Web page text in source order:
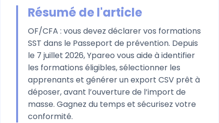
Résumé de l'article
OF/CFA : vous devez déclarer vos formations
SST dans le Passeport de prévention. Depuis
le 7 juillet 2026, Ypareo vous aide à identifier
les formations éligibles, sélectionner les
apprenants et générer un export CSV prêt à
déposer, avant l’ouverture de l’import de
masse. Gagnez du temps et sécurisez votre
conformité.